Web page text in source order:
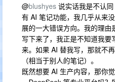
@blushyes 说实话我是不认
有 AI 笔记功能，我几乎从来
展的一大错误方向。我的理
写下来了，我正是不知道我
来。如果 AI 替我写，那就不
（相当于别人的笔记）。
既然想要 AI 生产内容，那你